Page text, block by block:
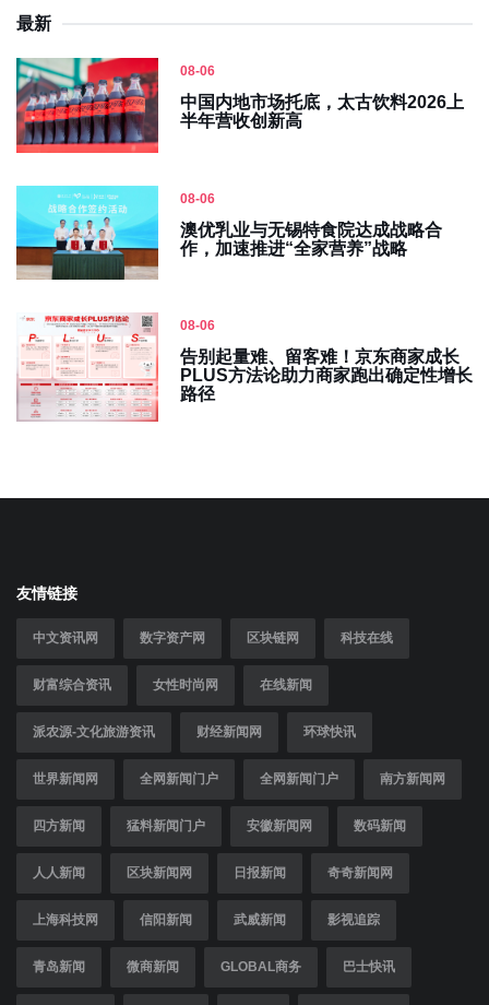
最新
08-06
中国内地市场托底，太古饮料2026上
半年营收创新高
08-06
澳优乳业与无锡特食院达成战略合
作，加速推进“全家营养”战略
08-06
告别起量难、留客难！京东商家成长
PLUS方法论助力商家跑出确定性增长
路径
友情链接
中文资讯网 数字资产网 区块链网 科技在线
财富综合资讯 女性时尚网 在线新闻
派农源-文化旅游资讯 财经新闻网 环球快讯
世界新闻网 全网新闻门户 全网新闻门户 南方新闻网
四方新闻 猛料新闻门户 安徽新闻网 数码新闻
人人新闻 区块新闻网 日报新闻 奇奇新闻网
上海科技网 信阳新闻 武威新闻 影视追踪
青岛新闻 微商新闻 GLOBAL商务 巴士快讯